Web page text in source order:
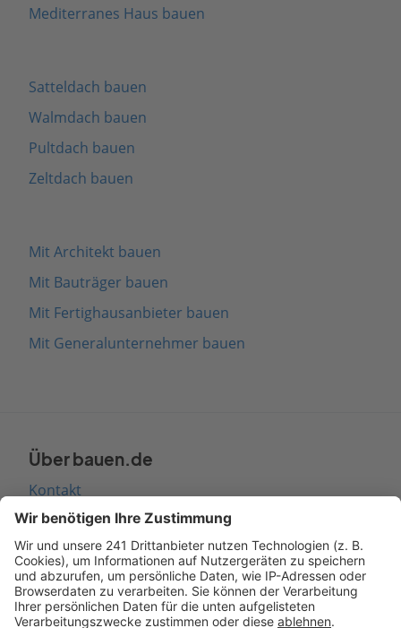
Mediterranes Haus bauen
Satteldach bauen
Walmdach bauen
Pultdach bauen
Zeltdach bauen
Mit Architekt bauen
Mit Bauträger bauen
Mit Fertighausanbieter bauen
Mit Generalunternehmer bauen
Über bauen.de
Kontakt
Seitenaufbau
Barrierefreiheit
Cookie Einstellungen